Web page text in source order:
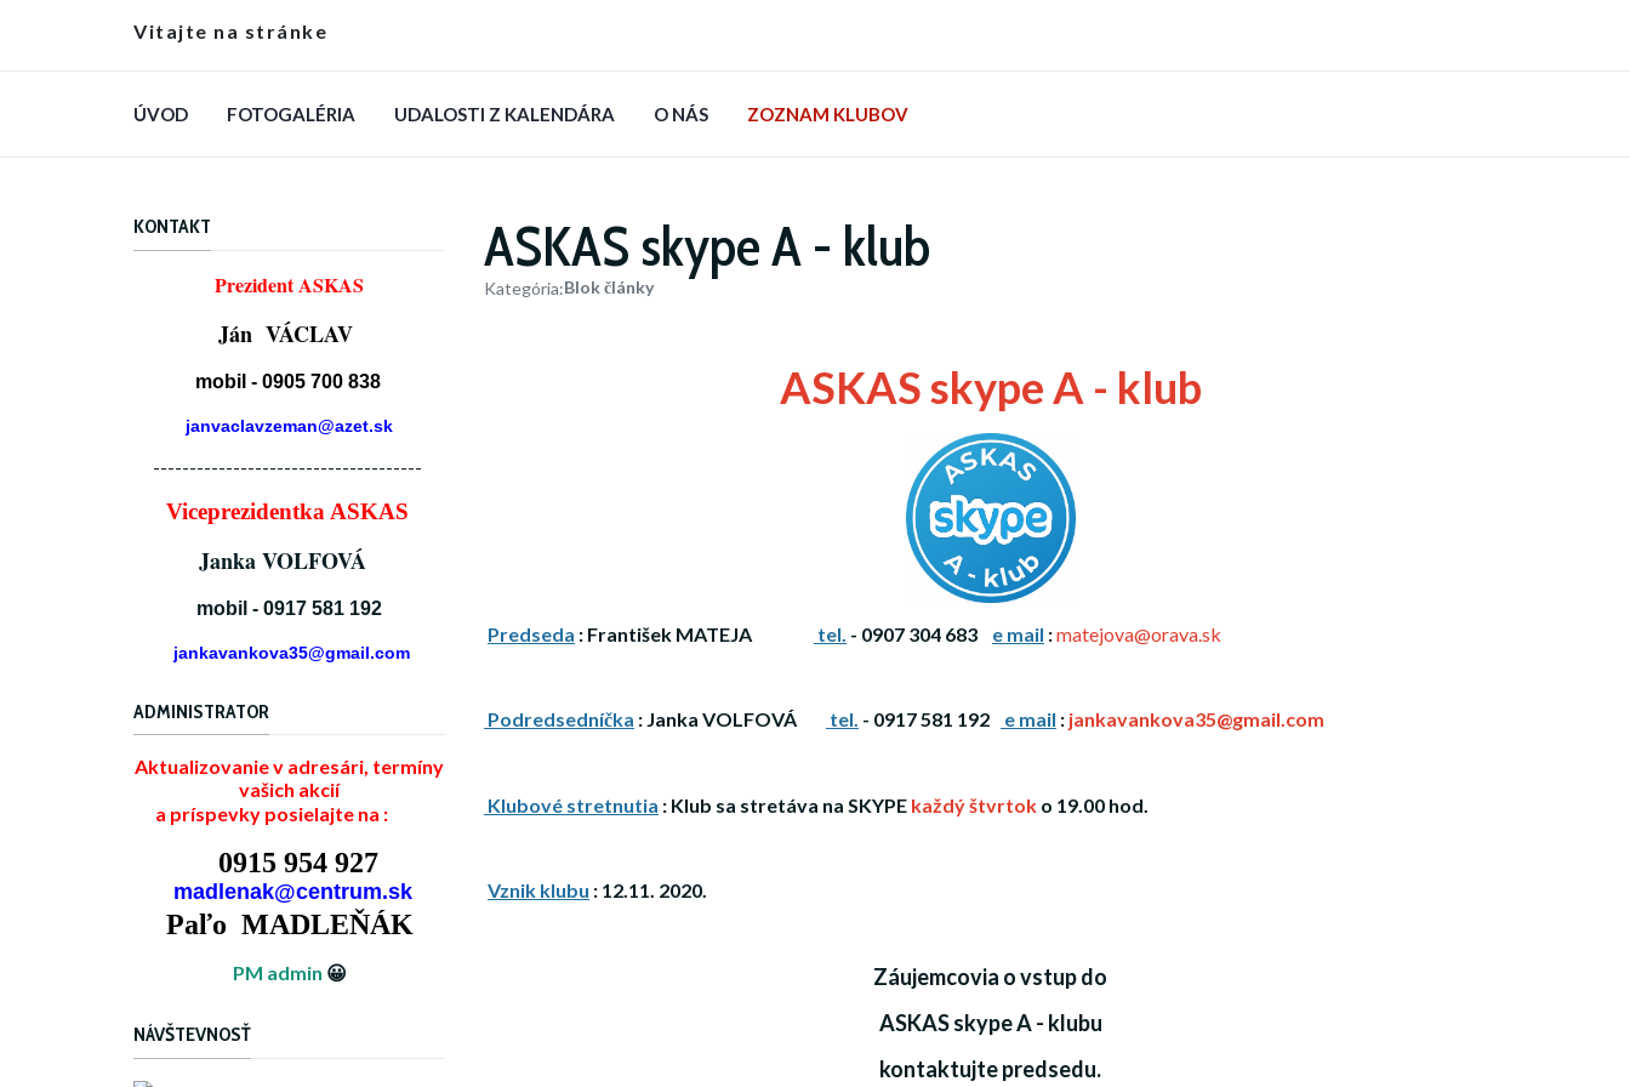
Vitajte na stránke
ÚVOD FOTOGALÉRIA UDALOSTI Z KALENDÁRA O NÁS ZOZNAM KLUBOV
ASKAS skype A - klub
Kategória:Blok články
ASKAS skype A - klub
Predseda : František MATEJA tel. - 0907 304 683 e mail :matejova@orava.sk
Podredsedníčka : Janka VOLFOVÁ tel. - 0917 581 192 e mail : jankavankova35@gmail.com
Klubové stretnutia : Klub sa stretáva na SKYPE každý štvrtok o 19.00 hod.
Vznik klubu : 12.11. 2020.
Záujemcovia o vstup do
ASKAS skype A - klubu
kontaktujte predsedu.
KONTAKT
Prezident ASKAS
Ján VÁCLAV
mobil - 0905 700 838
janvaclavzeman@azet.sk
-------------------------------------
Viceprezidentka ASKAS
Janka VOLFOVÁ
mobil - 0917 581 192
jankavankova35@gmail.com
ADMINISTRATOR
Aktualizovanie v adresári, termíny
vašich akcií
a príspevky posielajte na :
0915 954 927
madlenak@centrum.sk
Paľo MADLEŇÁK
PM admin 😀
NÁVŠTEVNOSŤ